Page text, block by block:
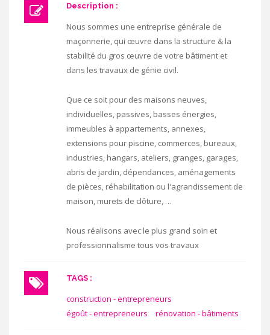
Description :
Nous sommes une entreprise générale de
maçonnerie, qui œuvre dans la structure & la
stabilité du gros œuvre de votre bâtiment et
dans les travaux de génie civil.
Que ce soit pour des maisons neuves,
individuelles, passives, basses énergies,
immeubles à appartements, annexes,
extensions pour piscine, commerces, bureaux,
industries, hangars, ateliers, granges, garages,
abris de jardin, dépendances, aménagements
de pièces, réhabilitation ou l'agrandissement de
maison, murets de clôture, …
Nous réalisons avec le plus grand soin et
professionnalisme tous vos travaux
TAGS :
construction - entrepreneurs
égoût - entrepreneurs
rénovation - bâtiments